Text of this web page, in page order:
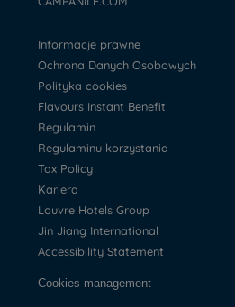
Informacje prawne
Ochrona Danych Osobowych
Polityka cookies
Flavours Instant Benefit
Regulamin
Regulaminu korzystania
Tax Policy
Kariera
Louvre Hotels Group
Jin Jiang International
Accessibility Statement
Cookies management